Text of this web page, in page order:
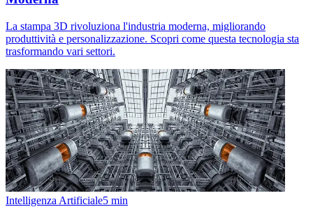
La stampa 3D rivoluziona l'industria moderna, migliorando
produttività e personalizzazione. Scopri come questa tecnologia sta
trasformando vari settori.
Intelligenza Artificiale5 min